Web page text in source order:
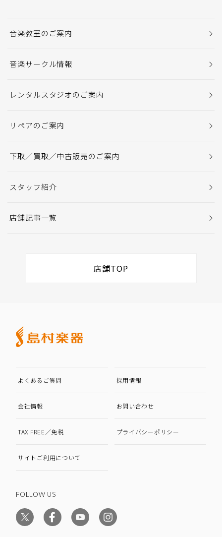
音楽教室のご案内
音楽サークル情報
レンタルスタジオのご案内
リペアのご案内
下取／買取／中古販売のご案内
スタッフ紹介
店舗記事一覧
店舗TOP
よくあるご質問 採用情報
会社情報 お問い合わせ
TAX FREE／免税 プライバシーポリシー
サイトご利用について
FOLLOW US